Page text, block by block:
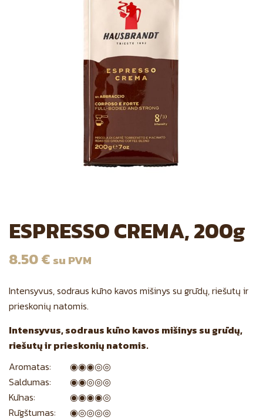
ESPRESSO CREMA, 200g
8.50€ su PVM
Intensyvus, sodraus kūno kavos mišinys su grūdų, riešutų ir
prieskonių natomis.
Intensyvus, sodraus kūno kavos mišinys su grūdų,
riešutų ir prieskonių natomis.
Aromatas:
◉◉◉◎◎
Saldumas:
◉◉◎◎◎
Kūnas:
◉◉◉◉◎
Rūgštumas:
◉◎◎◎◎